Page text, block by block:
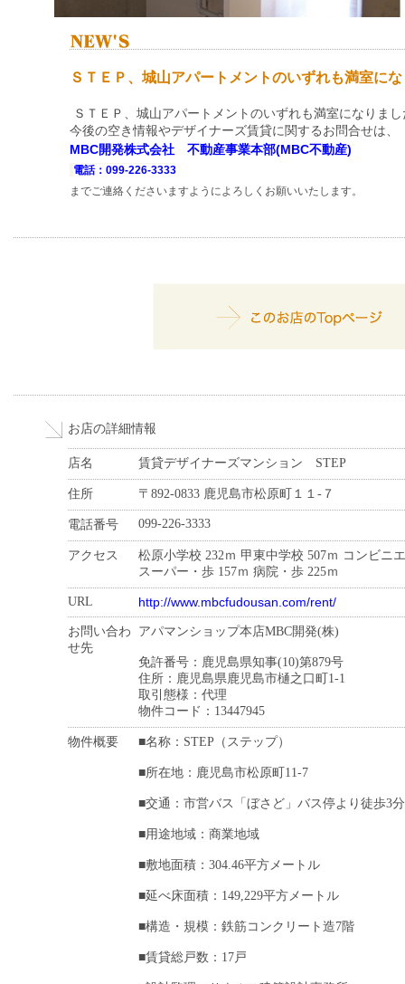
ＳＴＥＰ、城山アパートメントのいずれも満室に
ＳＴＥＰ、城山アパートメントのいずれも満室になりまし
今後の空き情報やデザイナーズ賃貸に関するお問合せは、
MBC開発株式会社 不動産事業本部(MBC不動産)
電話：099-226-3333
までご連絡くださいますようによろしくお願いいたします。
お店の詳細情報
店名 賃貸デザイナーズマンション STEP
住所 〒892-0833 鹿児島市松原町１１-７
電話番号 099-226-3333
アクセス
松原小学校 232ｍ 甲東中学校 507ｍ コンビニ
スーパー・歩 157ｍ 病院・歩 225ｍ
URL http://www.mbcfudousan.com/rent/
お問い合わ
せ先
アパマンショップ本店MBC開発(株)
免許番号：鹿児島県知事(10)第879号
住所：鹿児島県鹿児島市樋之口町1-1
取引態様：代理
物件コード：13447945
物件概要 ■名称：STEP（ステップ）
■所在地：鹿児島市松原町11-7
■交通：市営バス「ぼさど」バス停より徒歩3分
■用途地域：商業地域
■敷地面積：304.46平方メートル
■延べ床面積：149,229平方メートル
■構造・規模：鉄筋コンクリート造7階
■賃貸総戸数：17戸